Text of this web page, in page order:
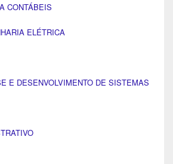
CONTÁBEIS
ELÉTRICA
E DESENVOLVIMENTO DE SISTEMAS